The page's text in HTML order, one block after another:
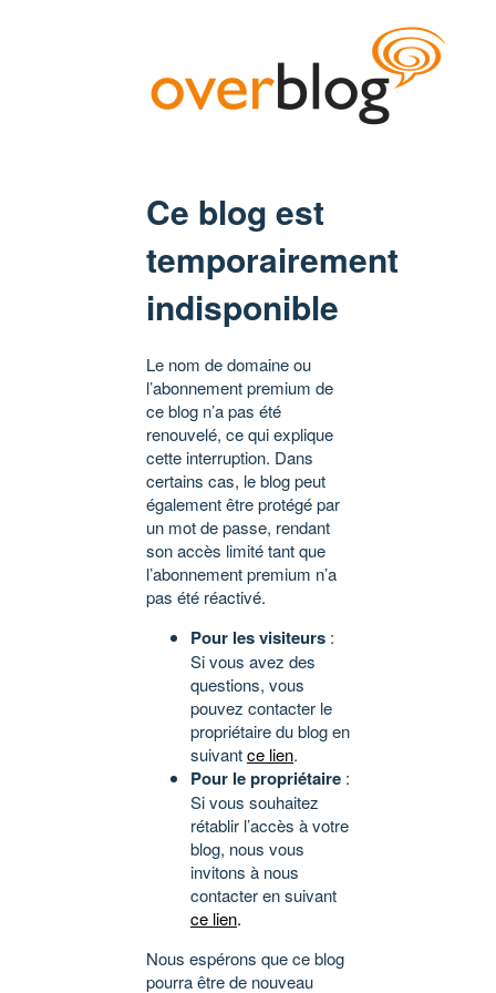
Ce blog est
temporairement
indisponible
Le nom de domaine ou
l’abonnement premium de
ce blog n’a pas été
renouvelé, ce qui explique
cette interruption. Dans
certains cas, le blog peut
également être protégé par
un mot de passe, rendant
son accès limité tant que
l’abonnement premium n’a
pas été réactivé.
Pour les visiteurs :
Si vous avez des
questions, vous
pouvez contacter le
propriétaire du blog en
suivantce lien.
Pour le propriétaire :
Si vous souhaitez
rétablir l’accès à votre
blog, nous vous
invitons à nous
contacter en suivant
ce lien.
Nous espérons que ce blog
pourra être de nouveau